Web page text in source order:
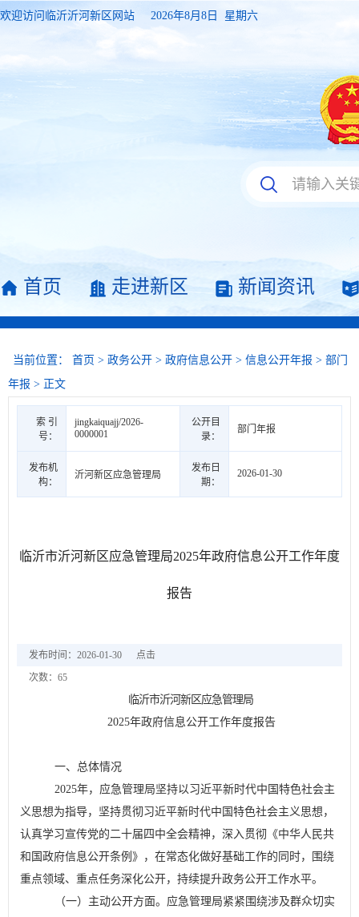
欢迎访问临沂沂河新区网站 2026年8月8日 星期六
首页 走进新区 新闻资讯
当前位置： 首页 > 政务公开 > 政府信息公开 > 信息公开年报 > 部门
年报 > 正文
索 引
号：
jingkaiquajj/2026-
0000001
公开目
录：
部门年报
发布机
构：
沂河新区应急管理局
发布日
期：
2026-01-30
临沂市沂河新区应急管理局2025年政府信息公开工作年度
报告
发布时间：2026-01-30
点击
次数： 65
临沂市沂河新区应急管理局
2025年政府信息公开工作年度报告
一、总体情况
2025年， 应急管理局坚持以习近平新时代中国特色社会主
义思想为指导， 坚持贯彻习近平新时代中国特色社会主义思想，
认真学习宣传党的二十届 四 中全会精神，深入贯彻《中华人民共
和国政府信息公开条例》 ，在常态化做好基础工作的同时，围绕
重点领域、重点任务深化公开，持续提升政务公开工作水平。
（一）主动公开方面。 应急管理局紧紧围绕涉及群众切实